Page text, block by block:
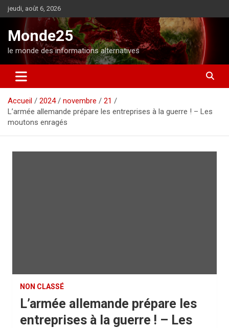
l
o
n
jeudi, août 6, 2026
Monde25
le monde des informations alternatives
Accueil 2024 novembre
21
L’armée allemande prépare les entreprises à la guerre ! – Les
moutons enragés
NON CLASSÉ
L’armée allemande prépare les
entreprises à la guerre ! – Les